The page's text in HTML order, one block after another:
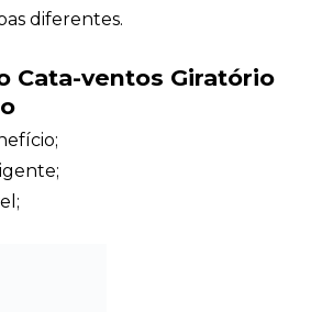
diferentes.
Cata-ventos Giratório